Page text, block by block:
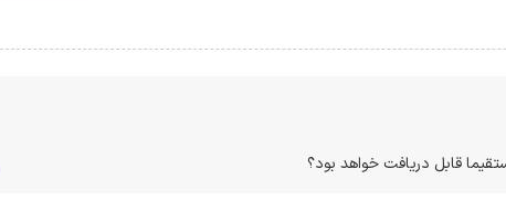
قابل دریافت خواهد بود؟